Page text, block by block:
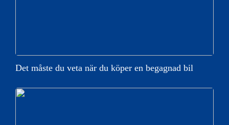
Det måste du veta när du köper en begagnad bil